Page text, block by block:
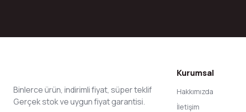
Binlerce ürün, indirimli fiyat, süper teklif
Gerçek stok ve uygun fiyat garantisi.
Kurumsal
Hakkımızda
İletişim